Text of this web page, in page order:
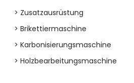
> Zusatzausrüstung
> Brikettiermaschine
> Karbonisierungsmaschine
> Holzbearbeitungsmaschine